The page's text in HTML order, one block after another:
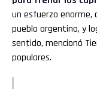
un esfuerzo enorme,
pueblo argentino, y
sentido, mencionó
populares.